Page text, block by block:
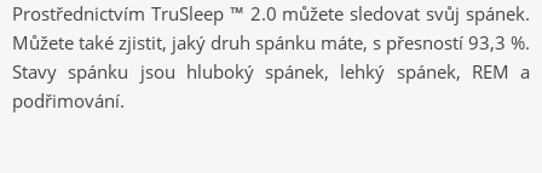
Prostřednictvím TruSleep ™ 2.0 můžete sledovat svůj spánek.
Můžete také zjistit, jaký druh spánku máte, s přesností 93,3 %.
Stavy spánku jsou hluboký spánek, lehký spánek, REM a
podřimování.